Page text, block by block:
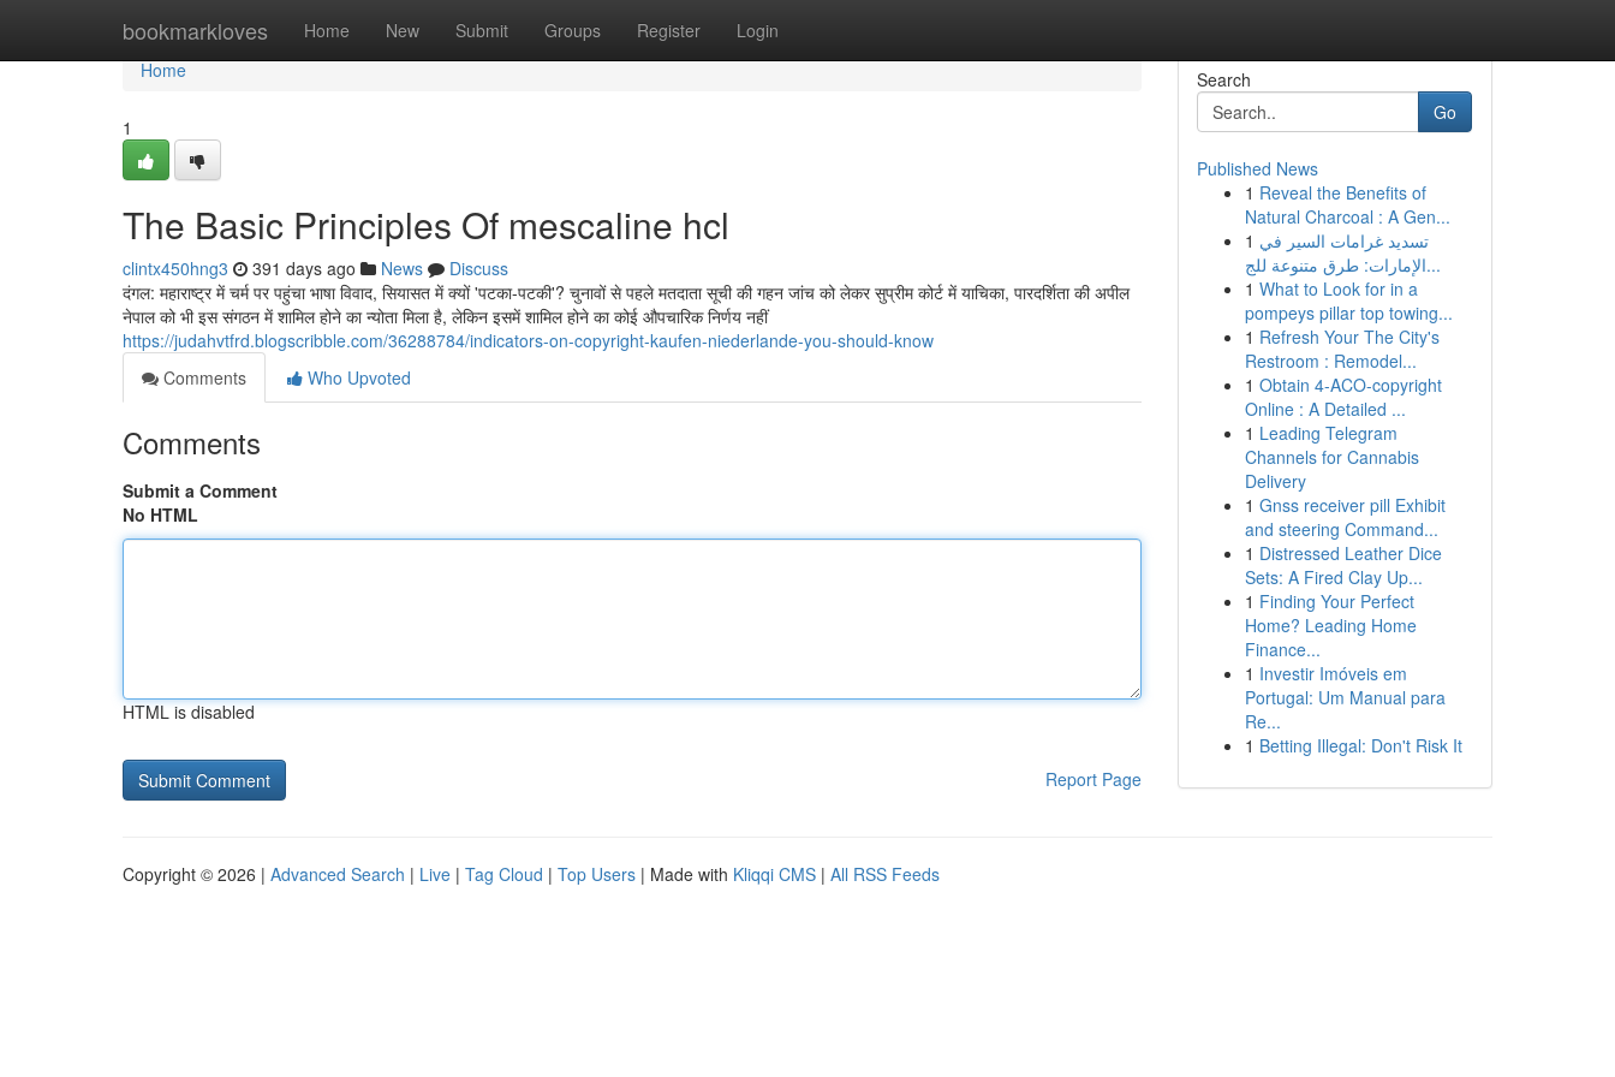
bookmarkloves Home New Submit Groups Register Login
Home
Home
1
The Basic Principles Of mescaline hcl
clintx450hng3 391 days ago News
Discuss
दंगल: महाराष्ट्र में चर्म पर पहुंचा भाषा विवाद, सियासत में क्यों 'पटका-पटकी'? चुनावों से पहले मतदाता सूची की गहन जांच को लेकर सुप्रीम कोर्ट में याचिका, पारदर्शिता की अपील
नेपाल को भी इस संगठन में शामिल होने का न्योता मिला है, लेकिन इसमें शामिल होने का कोई औपचारिक निर्णय नहीं
https://judahvtfrd.blogscribble.com/36288784/indicators-on-copyright-kaufen-niederlande-you-should-know
Comments
Who Upvoted
Comments
Submit a Comment
No HTML
HTML is disabled
Report Page
Search
Go
Published News
1 Reveal the Benefits of
Natural Charcoal : A Gen...
1 تسديد غرامات السير في
الإمارات: طرق متنوعة للج...
1 What to Look for in a
pompeys pillar top towing...
1 Refresh Your The City's
Restroom : Remodel...
1 Obtain 4-ACO-copyright
Online : A Detailed ...
1 Leading Telegram
Channels for Cannabis
Delivery
1 Gnss receiver pill Exhibit
and steering Command...
1 Distressed Leather Dice
Sets: A Fired Clay Up...
1 Finding Your Perfect
Home? Leading Home
Finance...
1 Investir Imóveis em
Portugal: Um Manual para
Re...
1 Betting Illegal: Don't Risk It
Copyright © 2026 | Advanced Search | Live | Tag Cloud | Top Users | Made with Kliqqi CMS | All RSS Feeds